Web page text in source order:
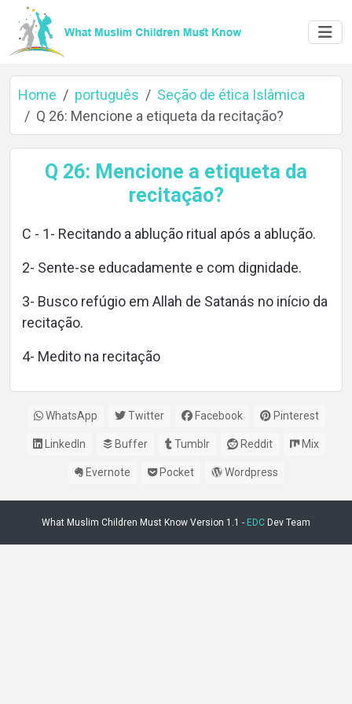
Home
Languages
Home português
Seção de ética Islâmica
Q 26: Mencione a etiqueta da recitação?
Q 26: Mencione a etiqueta da
recitação?
C - 1- Recitando a ablução ritual após a ablução.
2- Sente-se educadamente e com dignidade.
3- Busco refúgio em Allah de Satanás no início da
recitação.
4- Medito na recitação
WhatsApp Twitter Facebook Pinterest
LinkedIn Buffer Tumblr Reddit Mix
Evernote Pocket Wordpress
What Muslim Children Must Know Version 1.1 - EDC Dev Team